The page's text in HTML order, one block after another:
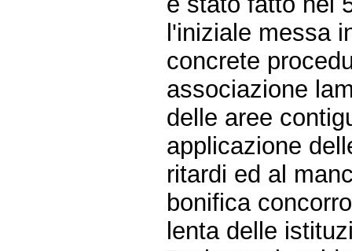
l'iniziale messa
concrete
associazione
delle aree
applicazione
ritardi ed al
bonifica
lenta delle